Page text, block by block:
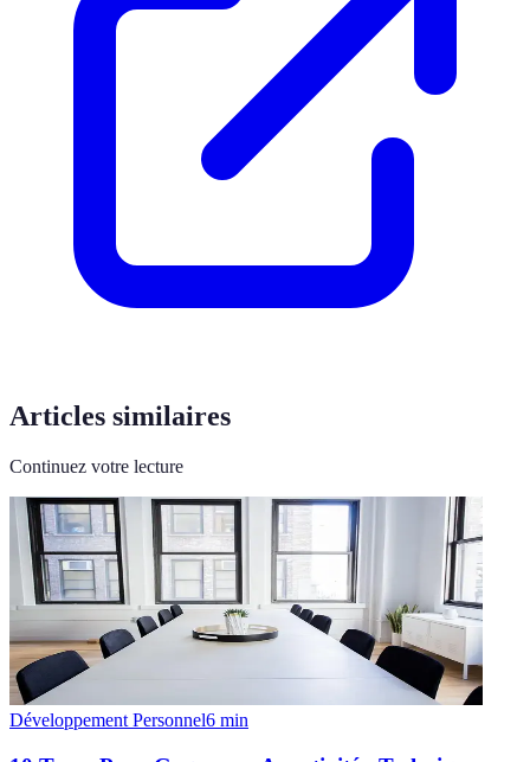
Articles similaires
Continuez votre lecture
Développement Personnel6 min